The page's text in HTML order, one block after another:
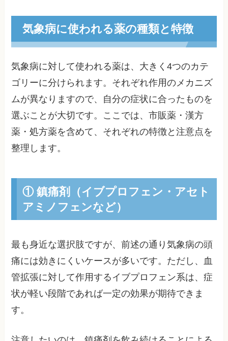
気象病に使われる薬の種類と特徴
気象病に対して使われる薬は、大きく4つのカテ
ゴリーに分けられます。それぞれ作用のメカニズ
ムが異なりますので、自分の症状に合ったものを
選ぶことが大切です。ここでは、市販薬・漢方
薬・処方薬を含めて、それぞれの特徴と注意点を
整理します。
① 鎮痛剤（イブプロフェン・アセト
アミノフェンなど）
最も身近な選択肢ですが、前述の通り気象病の頭
痛には効きにくいケースが多いです。ただし、血
管拡張に対して作用するイブプロフェン系は、症
状が軽い段階であれば一定の効果が期待できま
す。